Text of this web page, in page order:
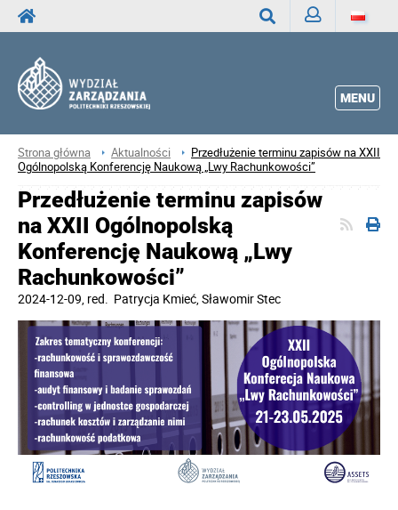
MENU
Strona główna Aktualności
Przedłużenie terminu zapisów na XXII
Ogólnopolską Konferencję Naukową „Lwy Rachunkowości”
Przedłużenie terminu zapisów
na XXII Ogólnopolską
Konferencję Naukową „Lwy
Rachunkowości”
2024-12-09, red. Patrycja Kmieć, Sławomir Stec